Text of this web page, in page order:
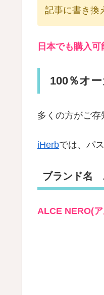
記事に書き換
日本でも購入可
100％オ
多くの方がご存
iHerbでは、パ
ブランド名
ALCE NERO(ア